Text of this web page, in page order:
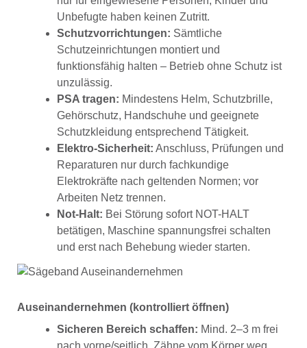
Unbefugte haben keinen Zutritt.
Schutzvorrichtungen: Sämtliche
Schutzeinrichtungen montiert und
funktionsfähig halten – Betrieb ohne Schutz ist
unzulässig.
PSA tragen: Mindestens Helm, Schutzbrille,
Gehörschutz, Handschuhe und geeignete
Schutzkleidung entsprechend Tätigkeit.
Elektro-Sicherheit: Anschluss, Prüfungen und
Reparaturen nur durch fachkundige
Elektrokräfte nach geltenden Normen; vor
Arbeiten Netz trennen.
Not-Halt: Bei Störung sofort NOT-HALT
betätigen, Maschine spannungsfrei schalten
und erst nach Behebung wieder starten.
Auseinandernehmen (kontrolliert öffnen)
Sicheren Bereich schaffen: Mind. 2–3 m frei
nach vorne/seitlich. Zähne vom Körper weg.